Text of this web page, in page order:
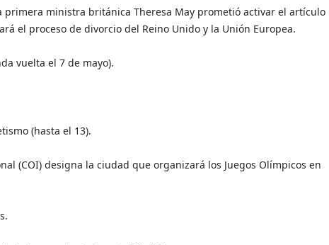
primera ministra británica Theresa May prometió activar el artículo
el proceso de divorcio del Reino Unido y la Unión Europea.
vuelta el 7 de mayo).
(hasta el 13).
(COI) designa la ciudad que organizará los Juegos Olímpicos en